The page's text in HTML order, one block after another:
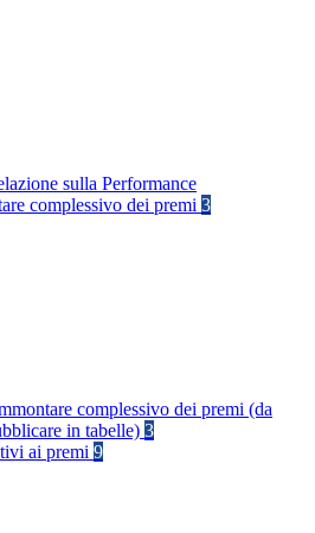
sulla Performance
complessivo dei premi 3
complessivo dei premi (da
in tabelle) 3
ai premi 9